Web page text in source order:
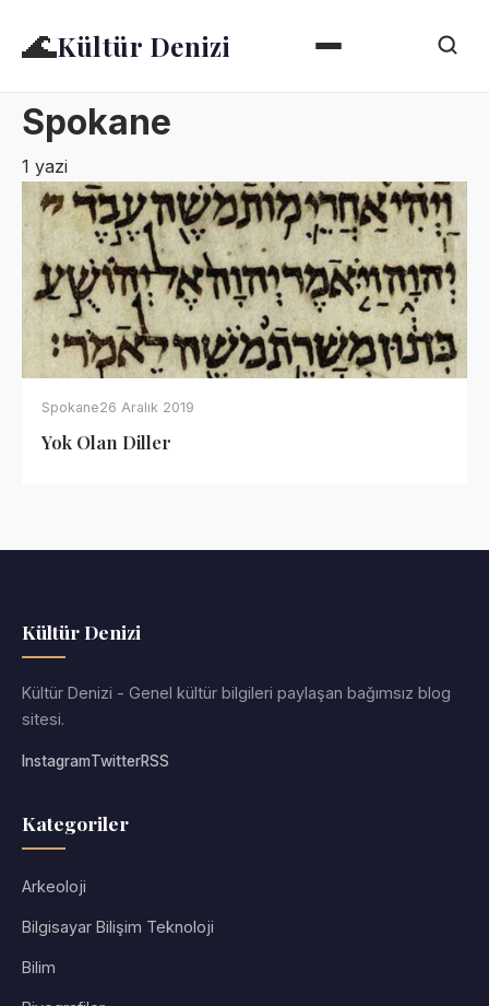
🌊Kültür Denizi
Spokane
1 yazi
Spokane26 Aralık 2019
Yok Olan Diller
Kültür Denizi
Kültür Denizi - Genel kültür bilgileri paylaşan bağımsız blog
sitesi.
InstagramTwitterRSS
Kategoriler
Arkeoloji
Bilgisayar Bilişim Teknoloji
Bilim